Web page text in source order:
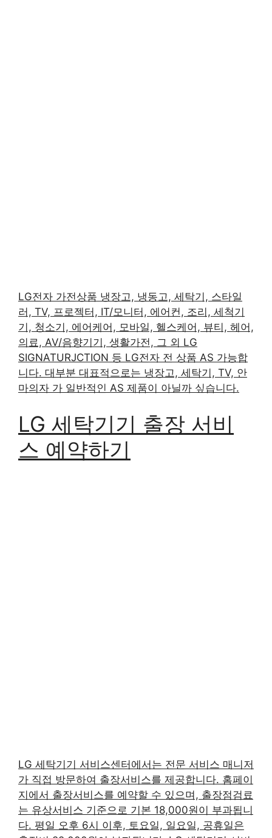
LG전자 가전상품 냉장고, 냉동고, 세탁기, 스타일
러, TV, 프로젝터, IT/모니터, 에어컨, 조리, 세척기
기, 청소기, 에어케어, 모바일, 헬스케어, 뷰티, 헤어,
의료, AV/음향기기, 생활가전, 그 외 LG
SIGNATURJCTION 등 LG전자 전 상품 AS 가능합
마의자 가 일반적인 AS 제품이 아닐까 싶습니다.
LG 세탁기기 출장 서비
LG 세탁기기 서비스센터에서는 전문 서비스 매니저
가 직접 방문하여 출장서비스를 제공합니다. 홈페이
지에서 출장서비스를 예약할 수 있으며, 출장점검료